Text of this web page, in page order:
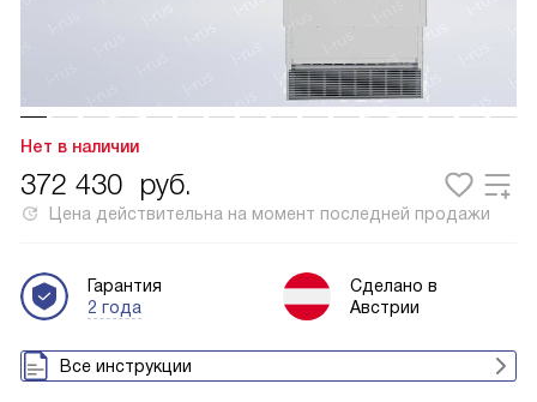
Нет в наличии
372 430 руб.
Цена действительна на момент последней продажи
Гарантия
2 года
Сделано в
Австрии
Все инструкции